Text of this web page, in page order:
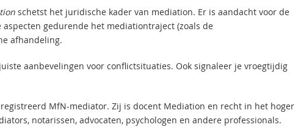
schetst het juridische kader van mediation. Er is aandacht voor de
gedurende het mediationtraject (zoals de
afhandeling.
aanbevelingen voor conflictsituaties. Ook signaleer je vroegtijdig
MfN-mediator. Zij is docent Mediation en recht in het hoger
notarissen, advocaten, psychologen en andere professionals.